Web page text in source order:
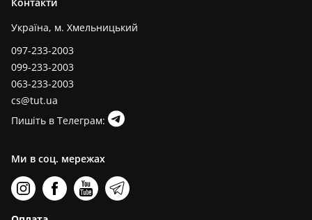
Україна, м. Хмельницький
097-233-2003
099-233-2003
063-233-2003
cs@tut.ua
Пишіть в Телеграм:
Ми в соц. мережах